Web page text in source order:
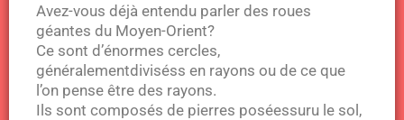
Avez-vous déjà entendu parler des roues
géantes du Moyen-Orient?
Ce sont d’énormes cercles,
généralementdiviséss en rayons ou de ce que
l’on pense être des rayons.
Ils sont composés de pierres poséessuru le sol,